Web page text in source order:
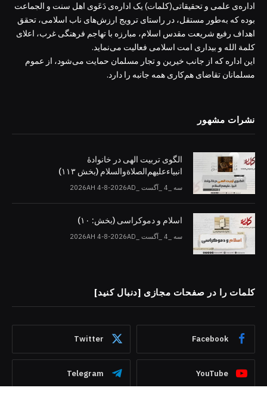
اداره‌ی علمی و تحقیقاتی(کلمات) یک اداره‌ی دَعَوی اهل سنت و الجماعت
بوده که به‌طور مستقل، در راستای ترویج ارزش‌های ناب اسلامی، تحقق
اهداف رفیع شریعت مقدس اسلام، مبارزه با تهاجم فرهنگی غرب، اعلای
کلمة الله و بیداری امت اسلامی فعالیت می‌نماید.
این اداره که از جانب خیرین و تجار مسلمان حمایت می‌شود، از عموم
مسلمانان تقاضای هم‌کاری همه جانبه را دارد.
نشرات مشهور
الگوی تربیت الهی در خانوادۀ
انبیاءعلیهم‌الصلاةو‌السلام (بخش ۱۱۳)
سه _4 _آگست _2026AH 4-8-2026AD
اسلام و دموکراسی (بخش: ۱۰)
سه _4 _آگست _2026AH 4-8-2026AD
کلمات را در صفحات مجازی [دنبال کنید]
Facebook
Twitter
YouTube
Telegram